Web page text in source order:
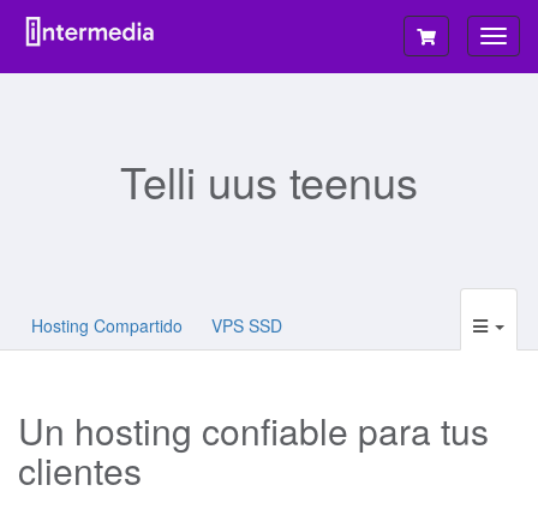
Telli uus teenus
Hosting Compartido VPS SSD
Un hosting confiable para tus
clientes